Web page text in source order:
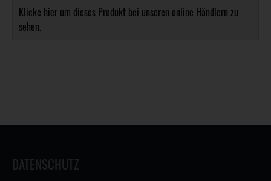
Klicke hier um dieses Produkt bei unseren online Händlern zu
sehen.
DATENSCHUTZ